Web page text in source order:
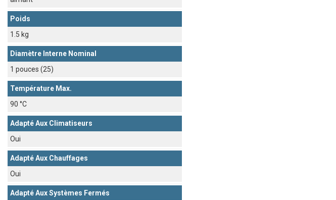
Poids
1.5 kg
Diamètre Interne Nominal
1 pouces (25)
Température Max.
90 °C
Adapté Aux Climatiseurs
Oui
Adapté Aux Chauffages
Oui
Adapté Aux Systèmes Fermés